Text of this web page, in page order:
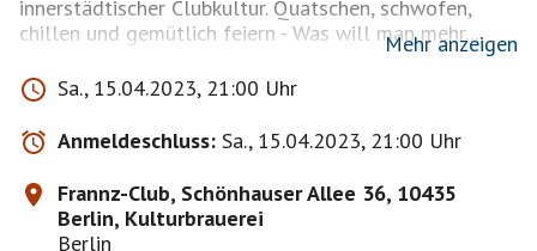
innerstädtischer Clubkultur. Quatschen, schwofen,
chillen und gemütlich feiern - Was will man mehr...
Die Party ist immer ein Highlight auch wenn man
keinen festen Tisch/Sitzplatz hat.
Lasst uns die ersten Gäste der "schönen Party" im
Club sein. Karten kosten an der Abendkasse 13,00
Euro, wenn es der gleiche Chef ist kommen wir
vielleicht wieder für einen 10'ner rein. Ob der
Mehr anzeigen
Sa., 15.04.2023, 21:00 Uhr
Anmeldeschluss: Sa., 15.04.2023, 21:00 Uhr
Frannz-Club, Schönhauser Allee 36, 10435
Berlin, Kulturbrauerei
Berlin